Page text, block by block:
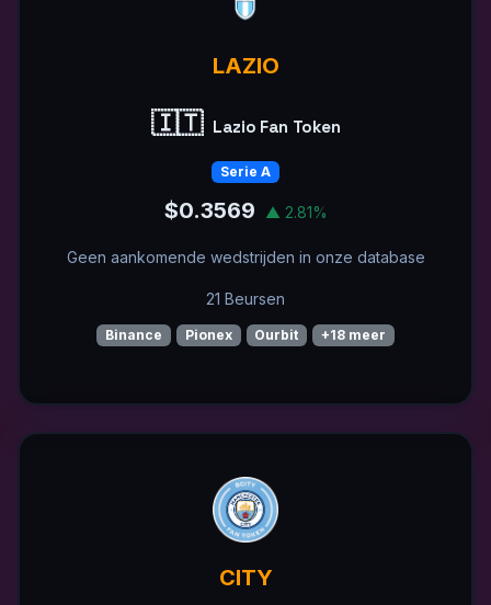
LAZIO
🇮🇹 Lazio Fan Token
Serie A
$0.3569 ▲ 2.81%
Geen aankomende wedstrijden in onze database
21 Beursen
Binance Pionex Ourbit +18 meer
CITY